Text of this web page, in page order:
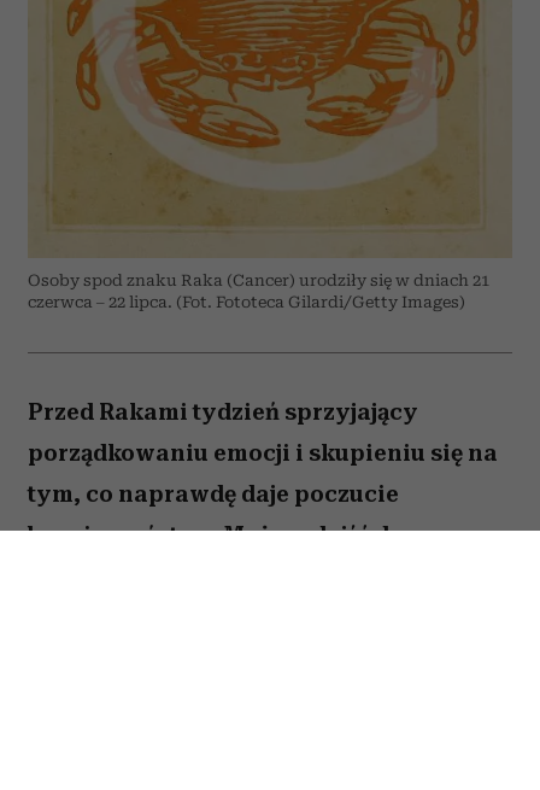
Osoby spod znaku Raka (Cancer) urodziły się w dniach 21
czerwca – 22 lipca. (Fot. Fototeca Gilardi/Getty Images)
Przed Rakami tydzień sprzyjający
porządkowaniu emocji i skupieniu się na
tym, co naprawdę daje poczucie
bezpieczeństwa. Możesz dojść do